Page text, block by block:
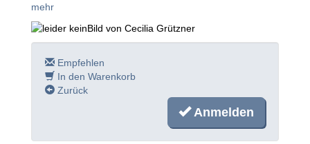
mehr
Empfehlen
In den Warenkorb
Zurück
Anmelden